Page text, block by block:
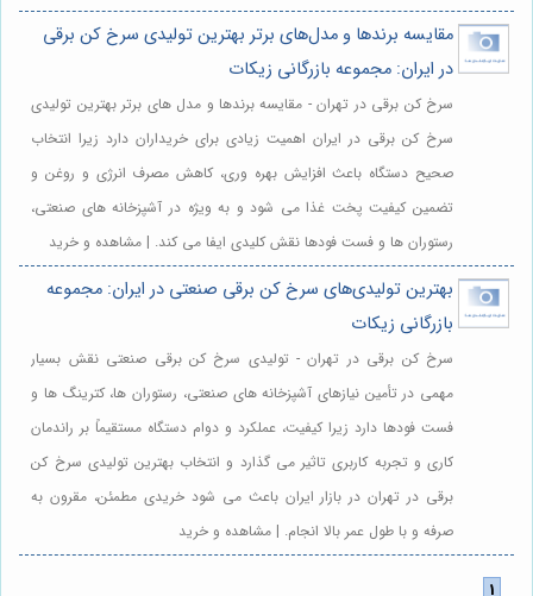
مقایسه برندها و مدل‌های برتر بهترین تولیدی سرخ کن برقی
در ایران: مجموعه بازرگانی زیکات
سرخ کن برقی در تهران - مقایسه برندها و مدل های برتر بهترین تولیدی
سرخ کن برقی در ایران اهمیت زیادی برای خریداران دارد زیرا انتخاب
صحیح دستگاه باعث افزایش بهره وری، کاهش مصرف انرژی و روغن و
تضمین کیفیت پخت غذا می شود و به ویژه در آشپزخانه های صنعتی،
رستوران ها و فست فودها نقش کلیدی ایفا می کند. | مشاهده و خرید
بهترین تولیدی‌های سرخ کن برقی صنعتی در ایران: مجموعه
بازرگانی زیکات
سرخ کن برقی در تهران - تولیدی سرخ کن برقی صنعتی نقش بسیار
مهمی در تأمین نیازهای آشپزخانه های صنعتی، رستوران ها، کترینگ ها و
فست فودها دارد زیرا کیفیت، عملکرد و دوام دستگاه مستقیماً بر راندمان
کاری و تجربه کاربری تاثیر می گذارد و انتخاب بهترین تولیدی سرخ کن
برقی در تهران در بازار ایران باعث می شود خریدی مطمئن، مقرون به
صرفه و با طول عمر بالا انجام. | مشاهده و خرید